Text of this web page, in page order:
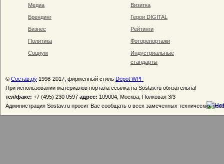
Медиа
Брендинг
Бизнес
Политика
Социум
Визитка
Герои DIGITAL
Рейтинги
Фоторепортажи
Индустриальные
стандарты
© Состав.ру 1998-2017, фирменный стиль Depot WPF
При использовании материалов портала ссылка на Sostav.ru обязательна!
тел/факс: +7 (495) 230 0597 адрес: 109004, Москва, Полковая 3/3
Администрация Sostav.ru просит Вас сообщать о всех замеченных технических